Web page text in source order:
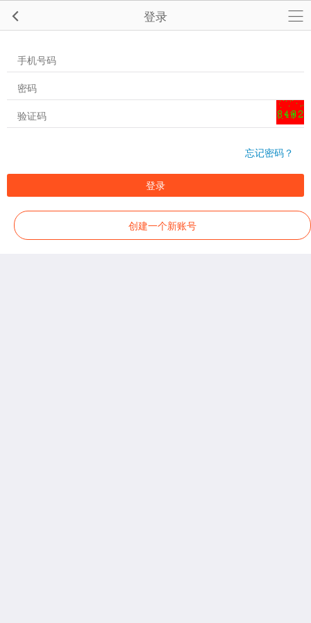
登录
忘记密码？
登录
创建一个新账号